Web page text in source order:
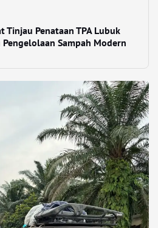
Tinjau Penataan TPA Lubuk
Sampah Modern